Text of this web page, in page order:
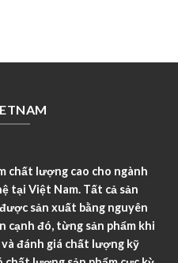
chất lượng cao cho ngành
tại Việt Nam. Tất cả sản
sản xuất bằng nguyên
cạnh đó, từng sản phẩm khi
đánh giá chất lượng kỹ